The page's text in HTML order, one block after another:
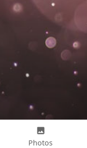
Photos